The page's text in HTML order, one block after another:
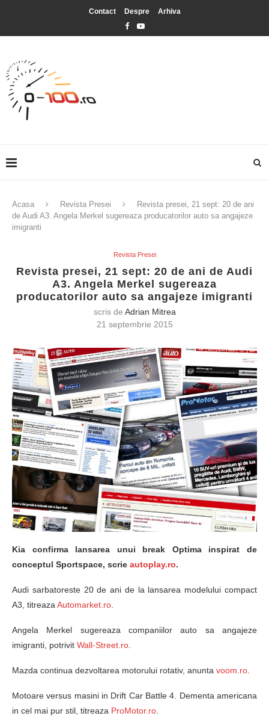
Contact Despre Arhiva
Acasa Revista Presei
Revista presei, 21 sept: 20 de ani
de Audi A3. Angela Merkel sugereaza producatorilor auto sa angajeze
imigranti
Revista Presei
Revista presei, 21 sept: 20 de ani de Audi
A3. Angela Merkel sugereaza
producatorilor auto sa angajeze imigranti
scris de Adrian Mitrea
21 septembrie 2015
Kia confirma lansarea unui break Optima inspirat de
conceptul Sportspace, scrie autoplay.ro.
Audi sarbatoreste 20 de ani de la lansarea modelului compact
A3, titreaza Automarket.ro
Angela Merkel sugereaza companiilor auto sa angajeze
imigranti, potrivit Wall-Street.ro
Mazda continua dezvoltarea motorului rotativ, anunta voom.ro
Motoare versus masini in Drift Car Battle 4. Dementa americana
in cel mai pur stil, titreaza ProMotor.ro